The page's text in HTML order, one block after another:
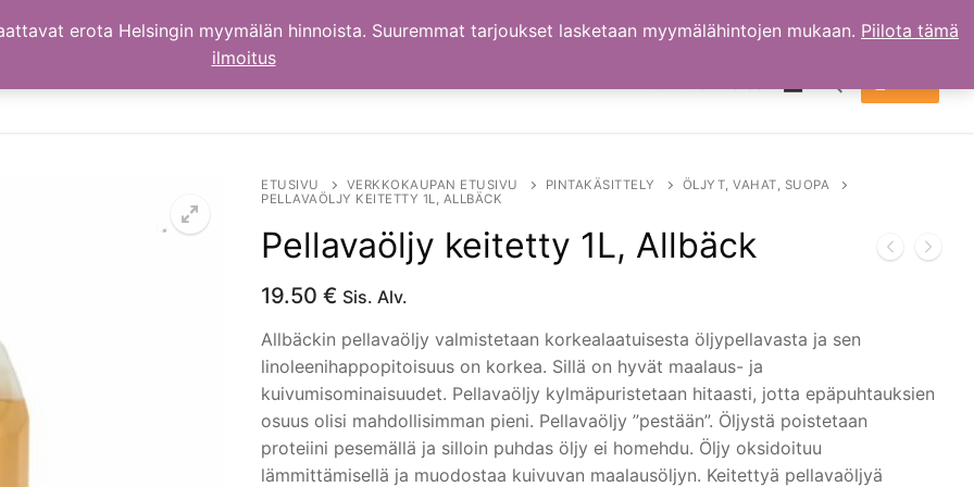
Hae:
ETUSIVU VERKKOKAUPAN ETUSIVU PINTAKÄSITTELY
ÖLJYT, VAHAT, SUOPA
PELLAVAÖLJY KEITETTY 1L, ALLBÄCK
Pellavaöljy keitetty 1L, Allbäck
19.50 € Sis. Alv.
Allbäckin pellavaöljy valmistetaan korkealaatuisesta öljypellavasta ja sen
linoleenihappopitoisuus on korkea. Sillä on hyvät maalaus- ja
kuivumisominaisuudet. Pellavaöljy kylmäpuristetaan hitaasti, jotta epäpuhtauksien
osuus olisi mahdollisimman pieni. Pellavaöljy ”pestään”. Öljystä poistetaan
proteiini pesemällä ja silloin puhdas öljy ei homehdu. Öljy oksidoituu
lämmittämisellä ja muodostaa kuivuvan maalausöljyn. Keitettyä pellavaöljyä
erota Helsingin myymälän hinnoista. Suuremmat tarjoukset lasketaan myymälähintojen mukaan. Piilota tämä
ilmoitus